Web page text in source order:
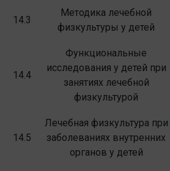
14.3
Методика лечебной
физкультуры у детей
14.4
Функциональные
исследования у детей при
занятиях лечебной
физкультурой
14.5
Лечебная физкультура при
заболеваниях внутренних
органов у детей